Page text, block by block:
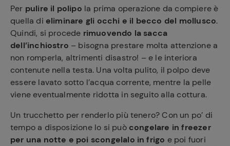
Per pulire il polipo la prima operazione da compiere è
quella di eliminare gli occhi e il becco del mollusco.
Quindi, si procede rimuovendo la sacca
dell’inchiostro – bisogna prestare molta attenzione a
non romperla, altrimenti disastro! – e le interiora
contenute nella testa. Una volta pulito, il polpo deve
essere lavato sotto l’acqua corrente, mentre la pelle
viene eventualmente ridotta in seguito alla cottura.
Un trucchetto per renderlo più tenero? Con un po’ di
tempo a disposizione lo si può congelare in freezer
per una notte e poi scongelalo in frigo e poi fuori